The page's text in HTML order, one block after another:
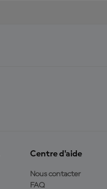
Centre d'aide
Nous contacter
FAQ